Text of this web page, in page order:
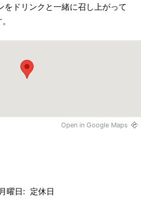
ドリンクと一緒に召し上がって
Open in Google Maps
月曜日: 定休日